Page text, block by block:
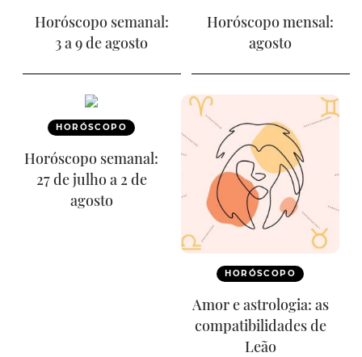
Horóscopo semanal:
3 a 9 de agosto
Horóscopo mensal:
agosto
HORÓSCOPO
Horóscopo semanal:
27 de julho a 2 de
agosto
HORÓSCOPO
Amor e astrologia: as
compatibilidades de
Leão